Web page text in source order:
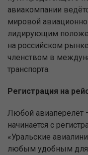
авиакомпании
мировой
лидирующим
на российском
членством в
транспорта.
Регистрация на
Любой авиаперелёт
начинается с
«Уральские
любым удобным для